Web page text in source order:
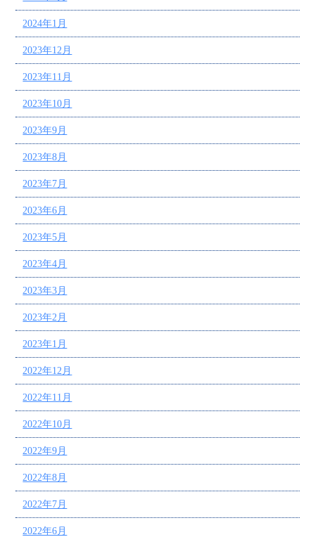
2024年1月
2023年12月
2023年11月
2023年10月
2023年9月
2023年8月
2023年7月
2023年6月
2023年5月
2023年4月
2023年3月
2023年2月
2023年1月
2022年12月
2022年11月
2022年10月
2022年9月
2022年8月
2022年7月
2022年6月